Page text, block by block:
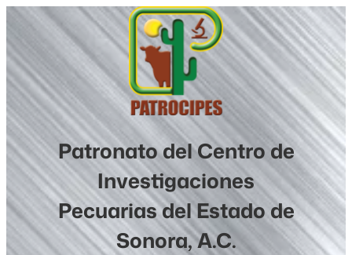
Saltar
contenido
Patronato del Centro de
Investigaciones
Pecuarias del Estado de
Sonora, A.C.